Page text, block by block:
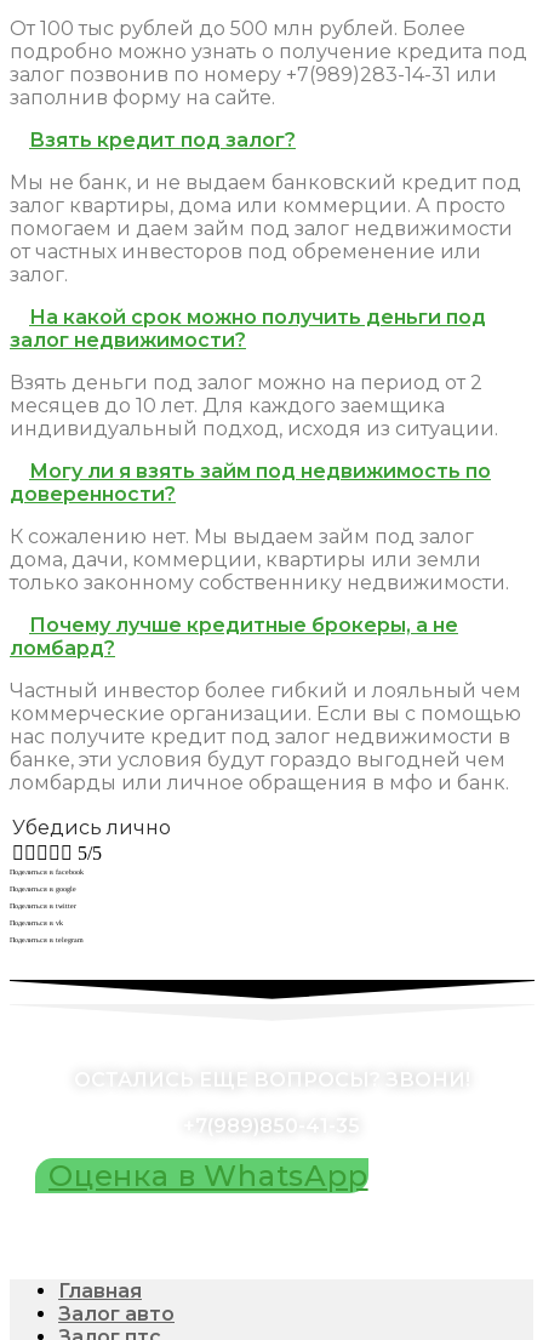
От 100 тыс рублей до 500 млн рублей. Более
подробно можно узнать о получение кредита под
залог позвонив по номеру +7(989)283-14-31​ или
заполнив форму на сайте.
Взять кредит под залог?
Мы не банк, и не выдаем банковский кредит под
залог квартиры, дома или коммерции. А просто
помогаем и даем займ под залог недвижимости
от частных инвесторов под обременение или
залог.
На какой срок можно получить деньги под
залог недвижимости?
Взять деньги под залог можно на период от 2
месяцев до 10 лет. Для каждого заемщика
индивидуальный подход, исходя из ситуации.
Могу ли я взять займ под недвижимость по
доверенности?
К сожалению нет. Мы выдаем займ под залог
дома, дачи, коммерции, квартиры или земли
только законному собственнику недвижимости.
Почему лучше кредитные брокеры, а не
ломбард?
Частный инвестор более гибкий и лояльный чем
коммерческие организации. Если вы с помощью
нас получите кредит под залог недвижимости в
банке, эти условия будут гораздо выгодней чем
ломбарды или личное обращения в мфо и банк.
Убедись лично
     5/5
Поделиться в facebook
Поделиться в google
Поделиться в twitter
Поделиться в vk
Поделиться в telegram
ОСТАЛИСЬ ЕЩЕ ВОПРОСЫ? ЗВОНИ!
+7(989)850-41-35
Оценка в WhatsApp
Главная
Залог авто